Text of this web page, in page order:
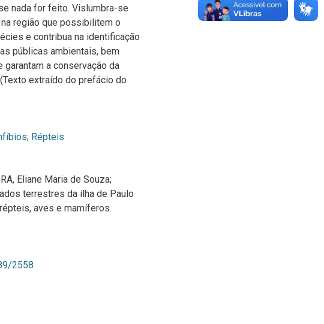
nada for feito. Vislumbra-se
região que possibilitem o
e contribua na identificação
públicas ambientais, bem
a conservação da
extraído do prefácio do
; Répteis
Eliane Maria de Souza;
terrestres da ilha de Paulo
aves e mamíferos.
2558